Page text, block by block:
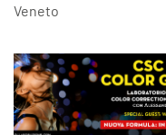
Veneto